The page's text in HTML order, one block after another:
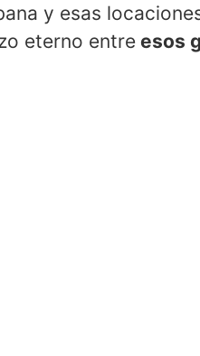
y esas
eterno entre esos